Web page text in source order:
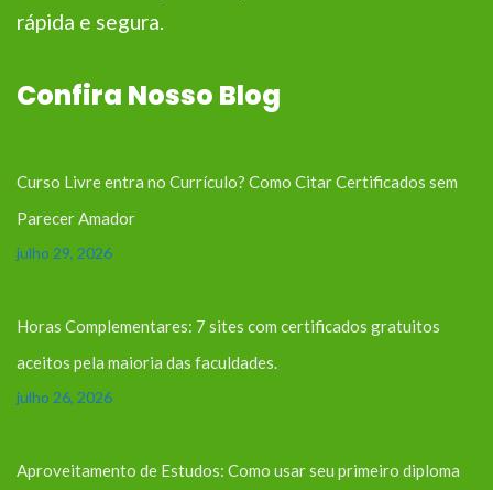
rápida e segura.
Confira Nosso Blog
Curso Livre entra no Currículo? Como Citar Certificados sem
Parecer Amador
julho 29, 2026
Horas Complementares: 7 sites com certificados gratuitos
aceitos pela maioria das faculdades.
julho 26, 2026
Aproveitamento de Estudos: Como usar seu primeiro diploma